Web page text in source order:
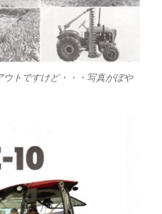
トですけど・・・写真がぼや